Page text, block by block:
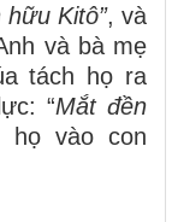
hữu Kitô”, và
và bà mẹ
tách họ ra
“Mắt đền
họ vào con